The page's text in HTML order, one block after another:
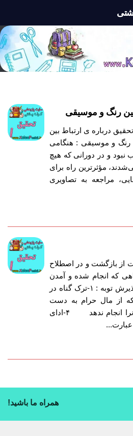
رنگ و موسیقی
درباره ی ارتباط بین
رنگ و موسیقی : هنگامی
و در دورانی که هیچ
مؤثرترین راه برای
مراجعه به تصاویری
از بازگشت و در اصطلاح
که انجام شده و آمدن
به راه مستقیم . شرطهای پذیرش توبه : ۱-ترک گناه در
که از مال حرام به دست
آمده ۳-عزم بر اینکه دیگر آنرا انجام ندهد ۴-ادای
همراه ما باشید!